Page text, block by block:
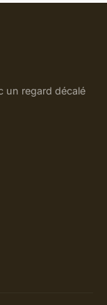
un regard décalé